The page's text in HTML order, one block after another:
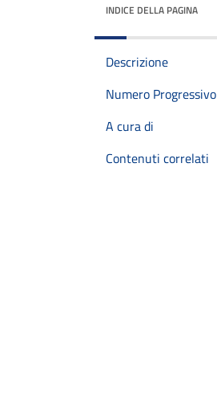
INDICE DELLA PAGINA
Descrizione
Numero Progressivo
A cura di
Contenuti correlati